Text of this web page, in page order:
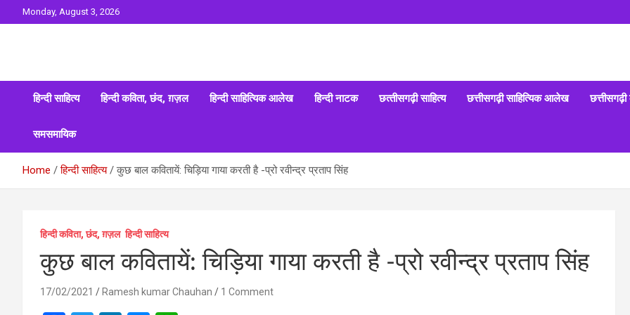
to
Monday, August 3, 2026
हिन्दी साहित्य हिन्दी कविता, छंद, ग़ज़ल हिन्दी साहित्यिक आलेख हिन्‍दी नाटक छत्‍तीसगढ़ी साहित्‍य छत्तीसगढ़ी साहित्यिक आलेख
समसमायिक
Home हिन्दी साहित्य कुछ बाल कवितायें: चिड़िया गाया करती है -प्रो रवीन्द्र प्रताप सिंह
हिन्दी कविता, छंद, ग़ज़ल हिन्दी साहित्य
कुछ बाल कवितायें: चिड़िया गाया करती है -प्रो रवीन्द्र प्रताप सिंह
17/02/2021 Ramesh kumar Chauhan 1 Comment